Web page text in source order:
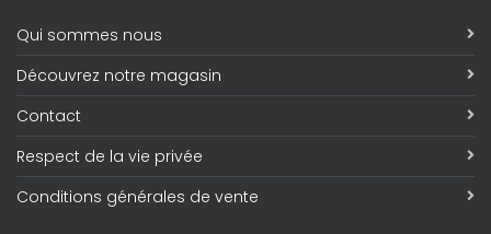
Qui sommes nous
Découvrez notre magasin
Contact
Respect de la vie privée
Conditions générales de vente